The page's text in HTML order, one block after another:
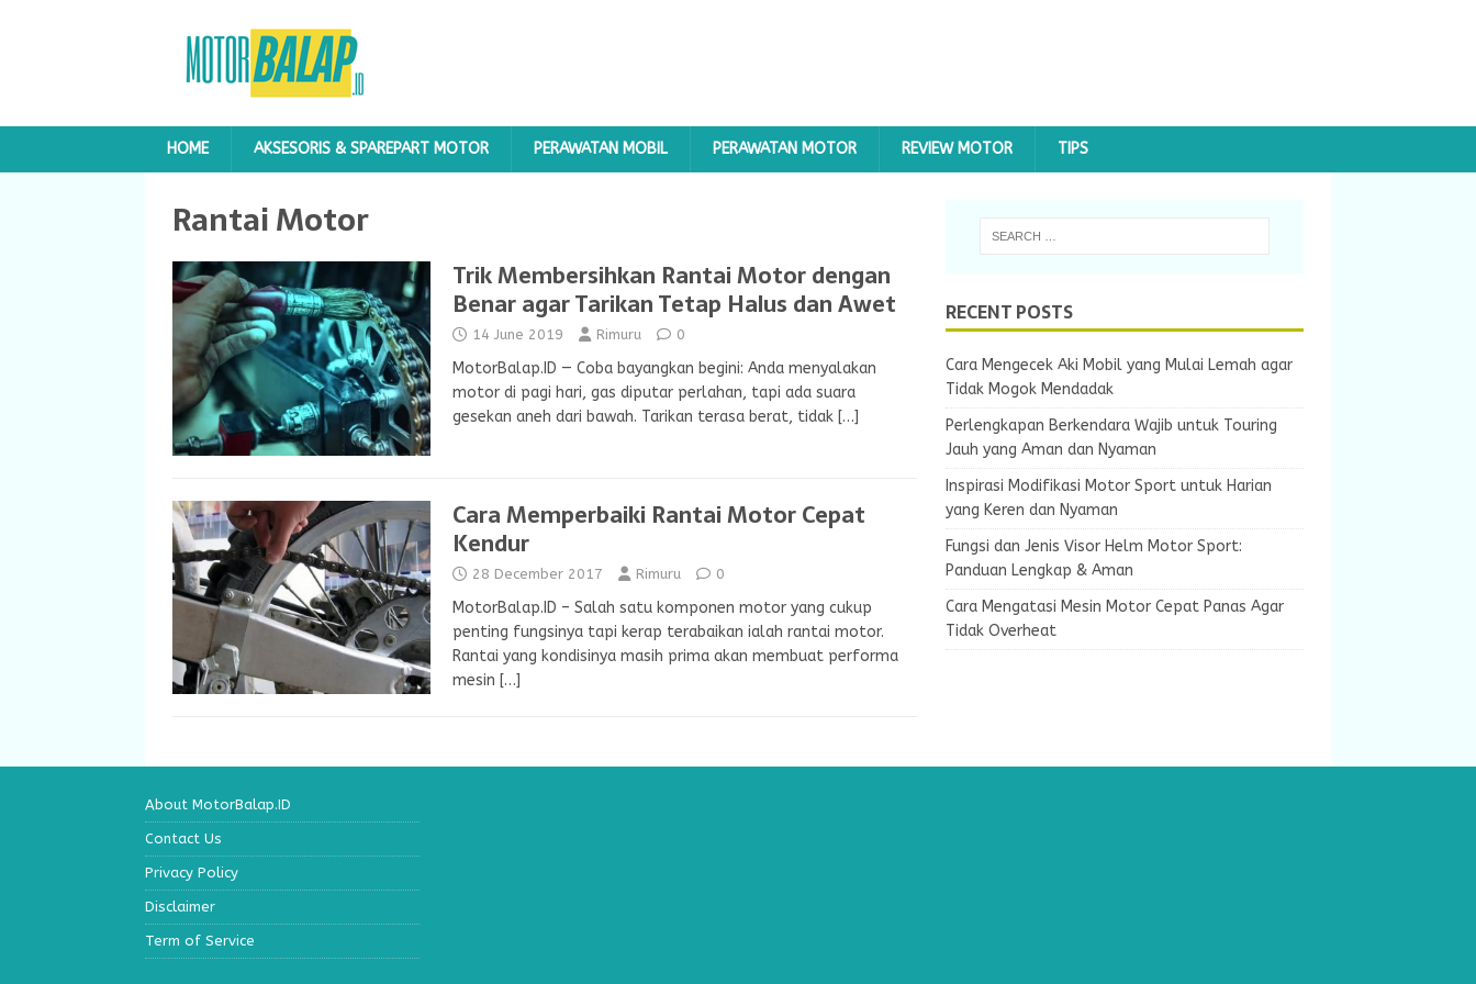
HOME AKSESORIS & SPAREPART MOTOR PERAWATAN MOBIL PERAWATAN MOTOR REVIEW MOTOR TIPS
Rantai Motor
Trik Membersihkan Rantai Motor dengan
Benar agar Tarikan Tetap Halus dan Awet
14 June 2019 Rimuru 0
MotorBalap.ID — Coba bayangkan begini: Anda menyalakan
motor di pagi hari, gas diputar perlahan, tapi ada suara
gesekan aneh dari bawah. Tarikan terasa berat, tidak […]
Cara Memperbaiki Rantai Motor Cepat
Kendur
28 December 2017 Rimuru 0
MotorBalap.ID – Salah satu komponen motor yang cukup
penting fungsinya tapi kerap terabaikan ialah rantai motor.
Rantai yang kondisinya masih prima akan membuat performa
mesin […]
RECENT POSTS
Cara Mengecek Aki Mobil yang Mulai Lemah agar
Tidak Mogok Mendadak
Perlengkapan Berkendara Wajib untuk Touring
Jauh yang Aman dan Nyaman
Inspirasi Modifikasi Motor Sport untuk Harian
yang Keren dan Nyaman
Fungsi dan Jenis Visor Helm Motor Sport:
Panduan Lengkap & Aman
Cara Mengatasi Mesin Motor Cepat Panas Agar
Tidak Overheat
About MotorBalap.ID
Contact Us
Privacy Policy
Disclaimer
Term of Service